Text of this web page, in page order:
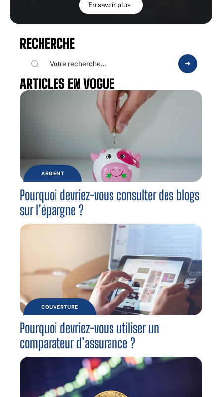
En savoir plus
RECHERCHE
ARTICLES EN VOGUE
ARGENT
Pourquoi devriez-vous consulter des blogs
sur l’épargne ?
COUVERTURE
Pourquoi devriez-vous utiliser un
comparateur d’assurance ?